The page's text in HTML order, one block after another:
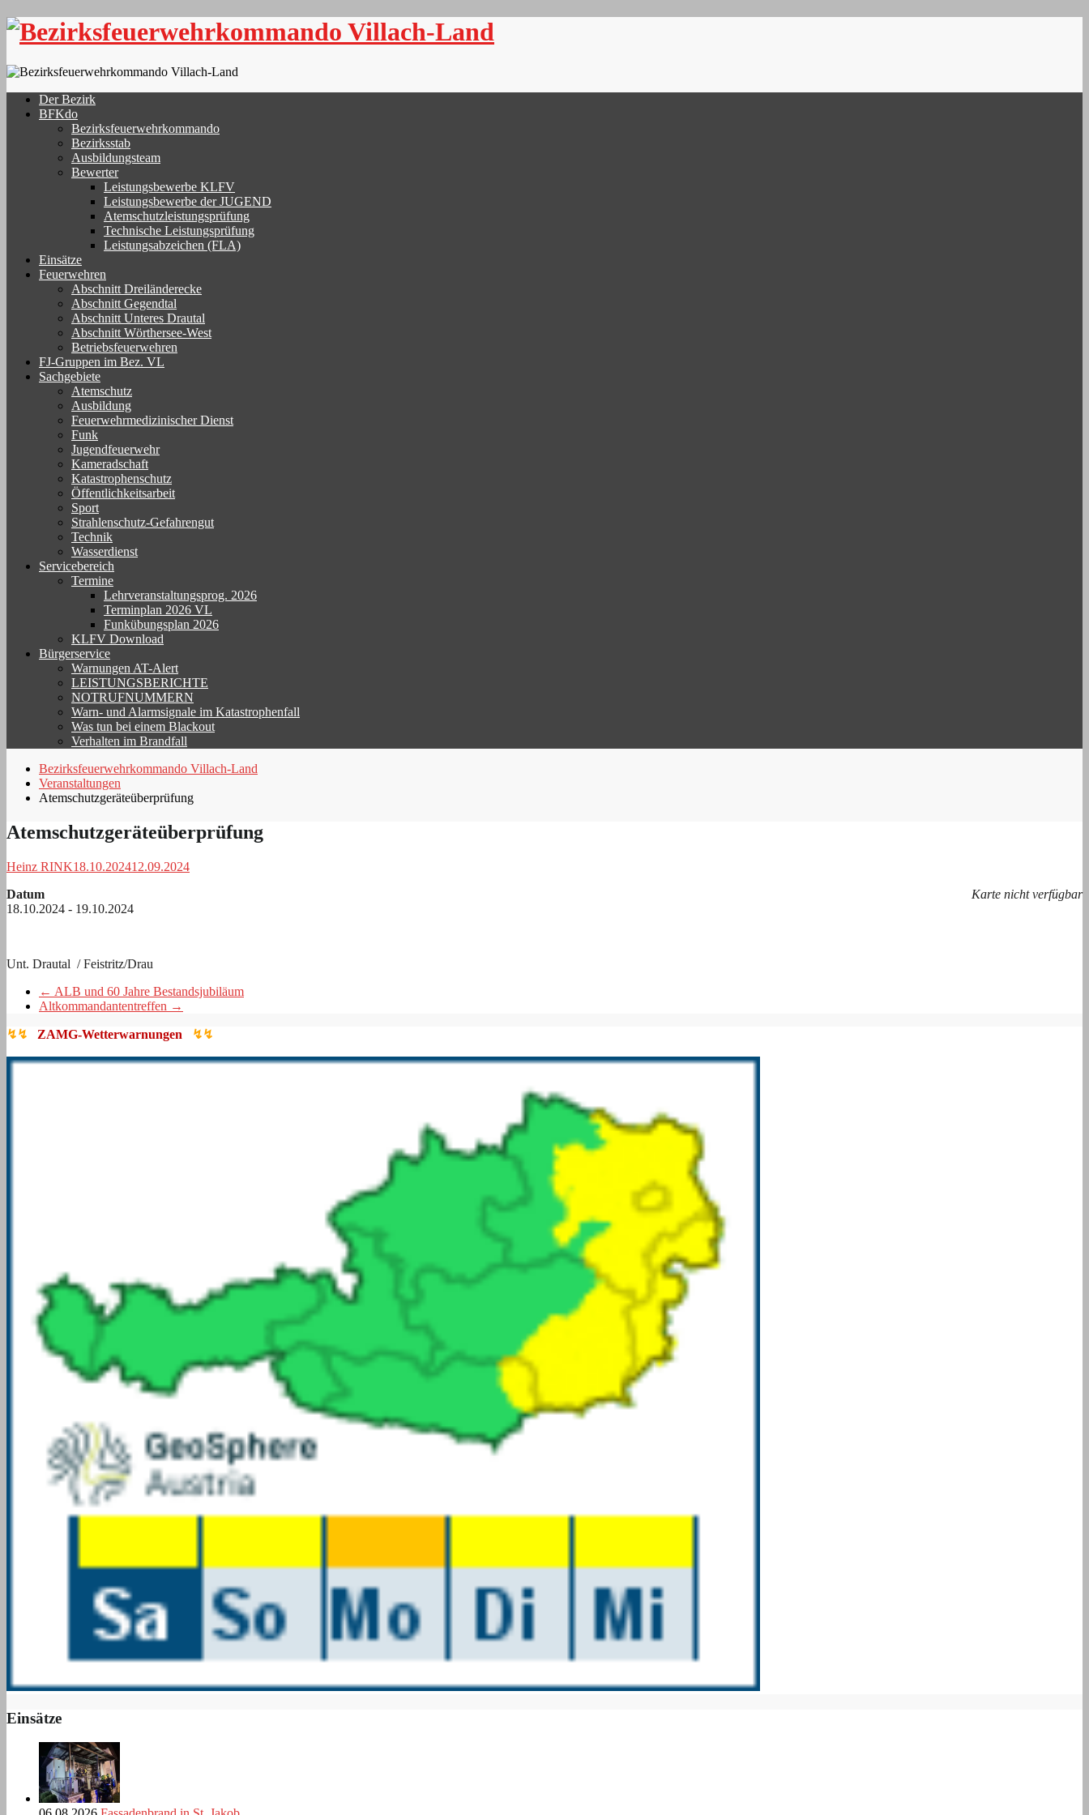
Skip
Der Bezirk
BFKdo
Bezirksfeuerwehrkommando
Bezirksstab
Ausbildungsteam
Bewerter
Leistungsbewerbe KLFV
Leistungsbewerbe der JUGEND
Atemschutzleistungsprüfung
Technische Leistungsprüfung
Leistungsabzeichen (FLA)
Einsätze
Feuerwehren
Abschnitt Dreiländerecke
Abschnitt Gegendtal
Abschnitt Unteres Drautal
Abschnitt Wörthersee-West
Betriebsfeuerwehren
FJ-Gruppen im Bez. VL
Sachgebiete
Atemschutz
Ausbildung
Feuerwehrmedizinischer Dienst
Funk
Jugendfeuerwehr
Kameradschaft
Katastrophenschutz
Öffentlichkeitsarbeit
Sport
Strahlenschutz-Gefahrengut
Technik
Wasserdienst
Servicebereich
Termine
Lehrveranstaltungsprog. 2026
Terminplan 2026 VL
Funkübungsplan 2026
KLFV Download
Bürgerservice
Warnungen AT-Alert
LEISTUNGSBERICHTE
NOTRUFNUMMERN
Warn- und Alarmsignale im Katastrophenfall
Was tun bei einem Blackout
Verhalten im Brandfall
Bezirksfeuerwehrkommando Villach-Land
Veranstaltungen
Atemschutzgeräteüberprüfung
Atemschutzgeräteüberprüfung
Heinz RINK18.10.202412.09.2024
Karte nicht verfügbar
Datum
18.10.2024 - 19.10.2024
Unt. Drautal / Feistritz/Drau
← ALB und 60 Jahre Bestandsjubiläum
Altkommandantentreffen →
↯↯ ZAMG-Wetterwarnungen ↯↯
Einsätze